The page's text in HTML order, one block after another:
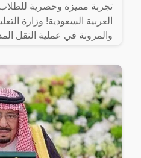
تجربة مميزة وحصرية
العربية السعودية! وزارة
والمرونة في عملية النقل